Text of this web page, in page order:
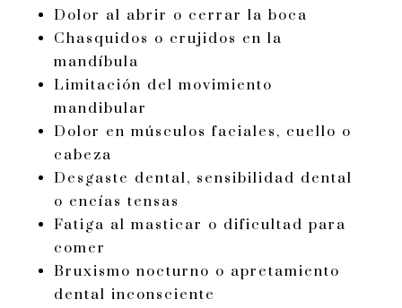
Dolor al abrir o cerrar la boca
Chasquidos o crujidos en la
mandíbula
Limitación del movimiento
mandibular
Dolor en músculos faciales, cuello o
cabeza
Desgaste dental, sensibilidad dental
o encías tensas
Fatiga al masticar o dificultad para
comer
Bruxismo nocturno o apretamiento
dental inconsciente